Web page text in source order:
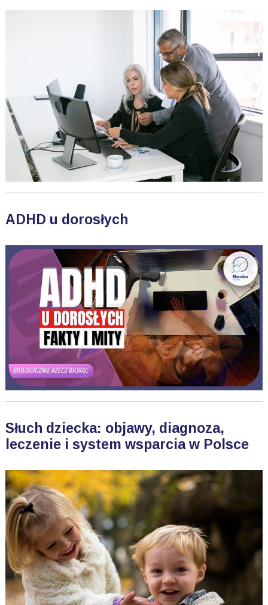
ADHD u dorosłych
Słuch dziecka: objawy, diagnoza,
leczenie i system wsparcia w Polsce